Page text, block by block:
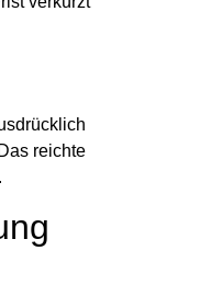
reichte